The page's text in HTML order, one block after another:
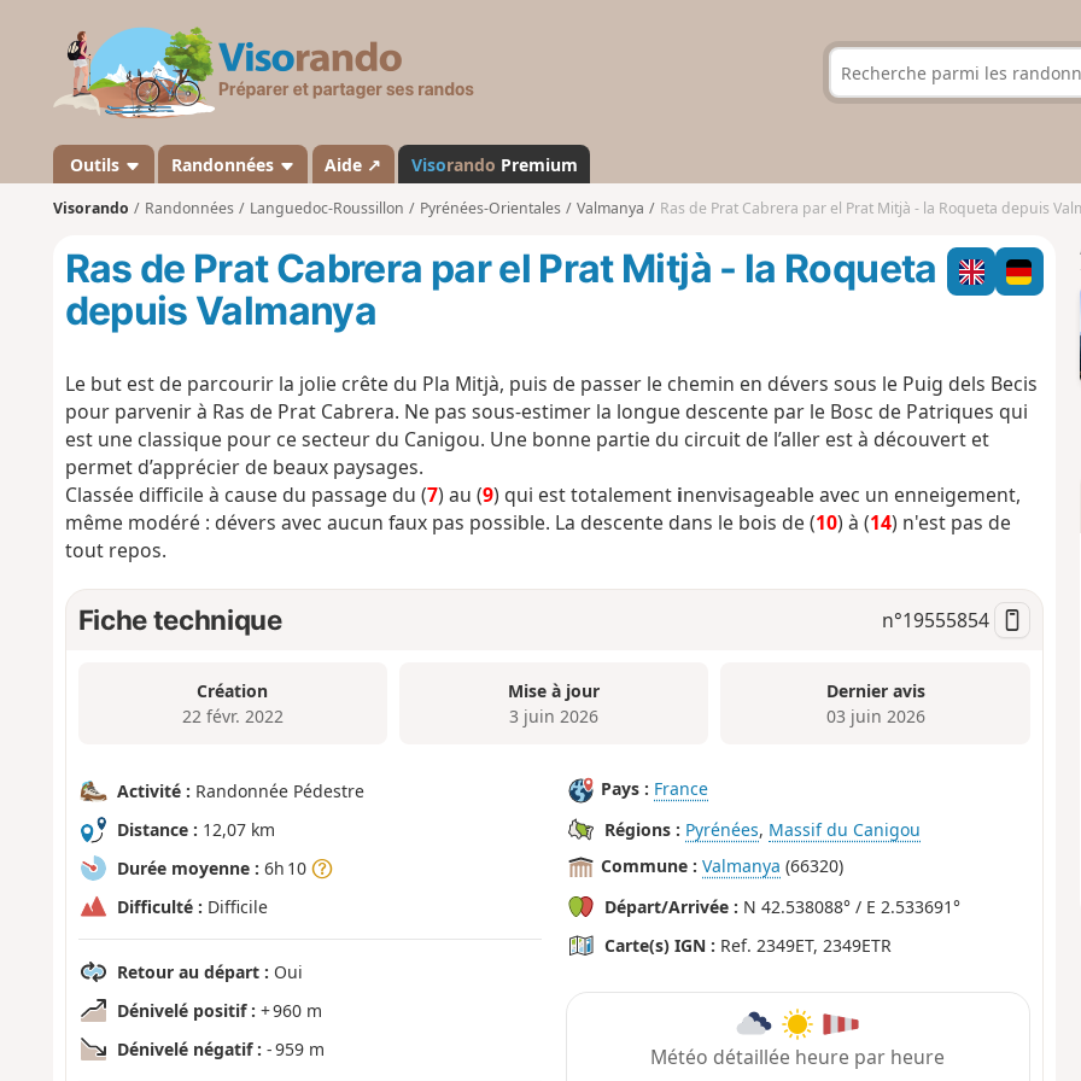
s
a
n
d
Outils Randonnées Aide ↗ Visorando Premium
Visorando Randonnées Languedoc-Roussillon Pyrénées-Orientales Valmanya Ras de Prat Cabrera par el Prat Mitjà - la Roqueta depuis
Ras de Prat Cabrera par el Prat Mitjà - la Roqueta
depuis Valmanya
Le but est de parcourir la jolie crête du Pla Mitjà, puis de passer le chemin en dévers sous le Puig dels Becis
pour parvenir à Ras de Prat Cabrera. Ne pas sous-estimer la longue descente par le Bosc de Patriques qui
est une classique pour ce secteur du Canigou. Une bonne partie du circuit de l’aller est à découvert et
permet d’apprécier de beaux paysages.
Classée difficile à cause du passage du (7) au (9) qui est totalement inenvisageable avec un enneigement,
même modéré : dévers avec aucun faux pas possible. La descente dans le bois de (10) à (14) n'est pas de
tout repos.
Fiche technique n°19555854
Création
22 févr. 2022
Mise à jour
3 juin 2026
Dernier avis
03 juin 2026
Activité : Randonnée Pédestre
Distance : 12,07 km
Durée moyenne : 6h 10
Difficulté : Difficile
Retour au départ : Oui
Dénivelé positif : + 960 m
Dénivelé négatif : - 959 m
Pays : France
Régions : Pyrénées, Massif du Canigou
Commune : Valmanya (66320)
Départ/Arrivée : N 42.538088° / E 2.533691°
Carte(s) IGN : Ref. 2349ET, 2349ETR
Météo détaillée heure par heure